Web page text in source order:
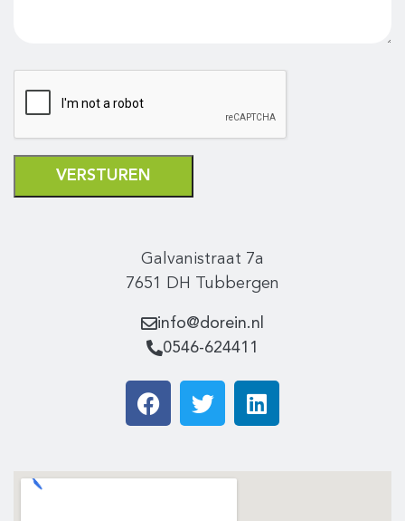
Galvanistraat 7a
7651 DH Tubbergen
info@dorein.nl
0546-624411
VERSTUREN